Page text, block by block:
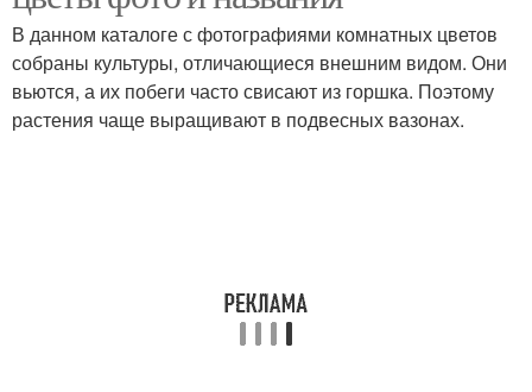
В данном каталоге с фотографиями комнатных цветов
собраны культуры, отличающиеся внешним видом. Они
вьются, а их побеги часто свисают из горшка. Поэтому
растения чаще выращивают в подвесных вазонах.